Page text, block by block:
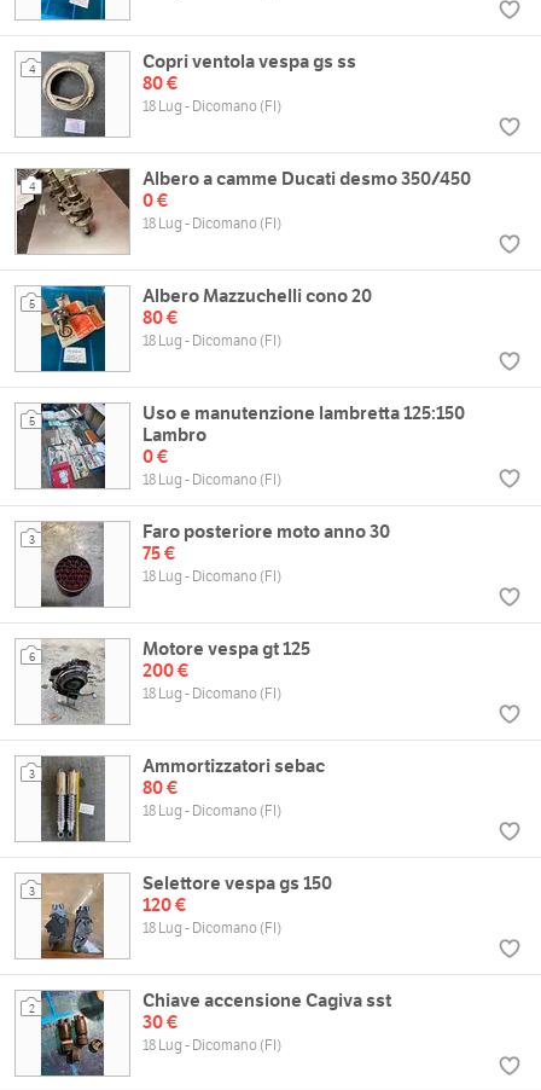
4
Copri ventola vespa gs ss
80 €
18 Lug - Dicomano (FI)
4
Albero a camme Ducati desmo 350/450
0 €
18 Lug - Dicomano (FI)
5
Albero Mazzuchelli cono 20
80 €
18 Lug - Dicomano (FI)
5
Uso e manutenzione lambretta 125:150
Lambro
0 €
18 Lug - Dicomano (FI)
3
Faro posteriore moto anno 30
75 €
18 Lug - Dicomano (FI)
6
Motore vespa gt 125
200 €
18 Lug - Dicomano (FI)
3
Ammortizzatori sebac
80 €
18 Lug - Dicomano (FI)
3
Selettore vespa gs 150
120 €
18 Lug - Dicomano (FI)
2
Chiave accensione Cagiva sst
30 €
18 Lug - Dicomano (FI)